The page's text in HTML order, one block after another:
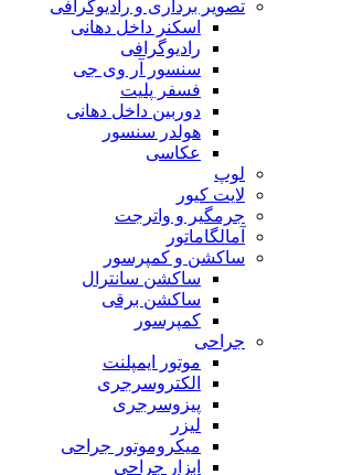
تصویر برداری و رادیوگرافی
اسکنر داخل دهانی
رادیوگرافی
سنسور آر وی جی
فسفر پلیت
دوربین داخل دهانی
هولدر سنسور
عکاسی
لوپ
لایت کیور
جرمگیر و واترجت
آمالگاماتور
ساکشن و کمپرسور
ساکشن سانترال
ساکشن برقی
کمپرسور
جراحی
موتور ایمپلنت
الکتروسرجری
پیزوسرجری
لیزر
میکروموتور جراحی
ابزار جراحی